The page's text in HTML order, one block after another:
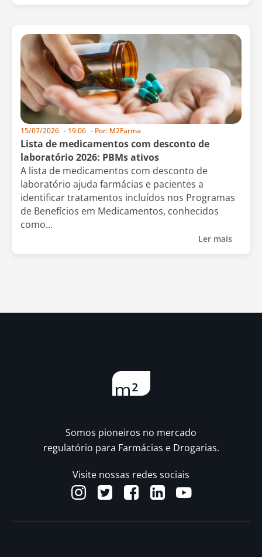
15/07/2026 - 19:06 - Por: M2Farma
Lista de medicamentos com desconto de
laboratório 2026: PBMs ativos
A lista de medicamentos com desconto de
laboratório ajuda farmácias e pacientes a
identificar tratamentos incluídos nos Programas
de Benefícios em Medicamentos, conhecidos
como...
Ler mais
Somos pioneiros no mercado
regulatório para Farmácias e Drogarias.
Visite nossas redes sociais